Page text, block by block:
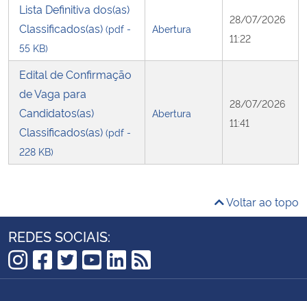
Lista Definitiva dos(as)
Classificados(as) (pdf -
55 KB)
Abertura
28/07/2026
11:22
Edital de Confirmação
de Vaga para
Candidatos(as)
Classificados(as) (pdf -
228 KB)
Abertura
28/07/2026
11:41
Voltar ao topo
REDES SOCIAIS:
Instagram
Facebook
Twitter
YouTube
LinkedIn
RSS